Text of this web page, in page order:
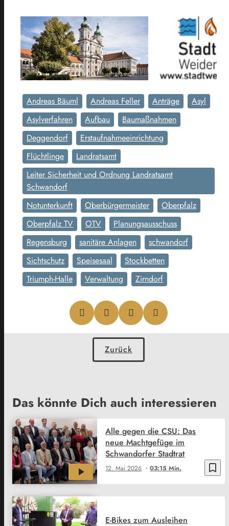
Andreas Bäuml Andreas Feller Anträge
Asyl
Asylverfahren
Aufbau
Baumaßnahmen
Deggendorf
Erstaufnahmeeinrichtung
Flüchtlinge
Landratsamt
Leiter Sicherheit und Ordnung Landratsamt
Schwandorf
Notunterkunft
Oberbürgermeister
Oberpfalz
Oberpfalz TV
OTV
Planungsausschuss
Regensburg
sanitäre Anlagen
schwandorf
Sichtschutz
Speisesaal
Stockbetten
Triumph-Halle
Verwaltung Zirndorf
Zurück
Das könnte Dich auch interessieren
bookmark_border
12. Mai 2026 03:15 Min.
Alle gegen die CSU: Das
neue Machtgefüge im
Schwandorfer Stadtrat
E-Bikes zum Ausleihen